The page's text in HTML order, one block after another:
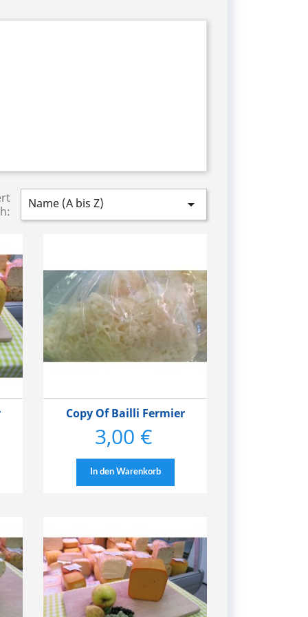
Name (A bis Z) 
Copy Of Bailli Fermier
Preis
3,00 €
In den Warenkorb